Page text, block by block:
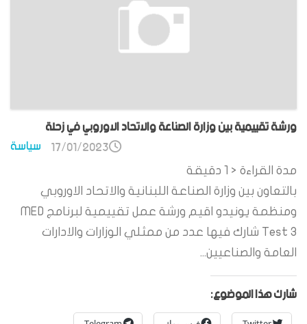
ورشة تقييمية بين وزارة الصناعة والاتحاد الاوروبي في زحلة
سياسة 17/01/2023
مدة القراءة < 1
دقيقة
بالتعاون بين وزارة الصناعة اللبنانية والاتحاد الاوروبي
ومنظمة يونيدو اقيم ورشة عمل تقييمية لبرنامج MED
Test 3 شارك فيها عدد من ممثلي الوزارات والادارات
العامة والصناعيين...
شارك هذا الموضوع: